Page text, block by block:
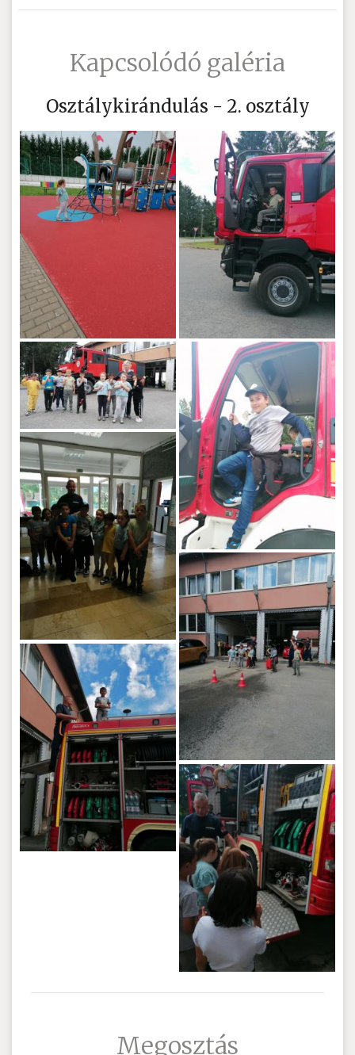
Kapcsolódó galéria
Osztálykirándulás - 2. osztály
Megosztás